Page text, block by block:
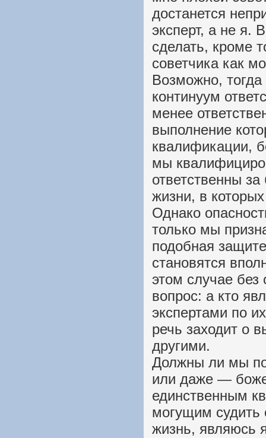
достанется
эксперт, а не я.
сделать, кроме
советчика как
Возможно,
континуум
менее
выполнение
квалификации,
мы
ответственны
жизни, в
Однако
только мы
подобная
становятся
этом случае без
вопрос: а кто
экспертами по
речь заходит о
другими.
Должны ли мы
или даже —
единственным
могущим судить
жизнь, являюсь